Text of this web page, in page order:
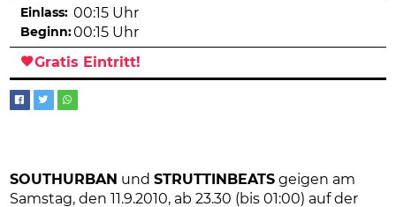
Einlass: 00:15 Uhr
Beginn:00:15 Uhr
Gratis Eintritt!
SOUTHURBAN undSTRUTTINBEATS geigen am
Samstag, den 11.9.2010, ab 23.30 (bis 01:00) auf der